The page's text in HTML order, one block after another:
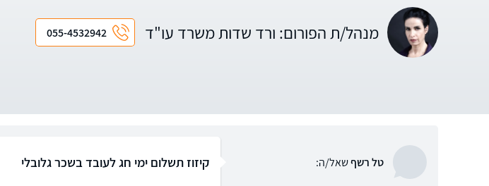
מנהל/ת הפורום: ורד שדות משרד עו"ד 055-4532942
טל רשףשאל/ה: קיזוז תשלום ימי חג לעובד בשכר גלובלי